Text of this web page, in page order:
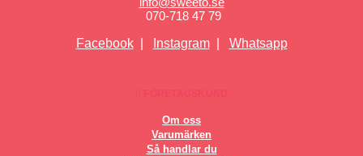
070-718 47 79
Facebook| Instagram| Whatsapp
Om oss
Varumärken
Så handlar du